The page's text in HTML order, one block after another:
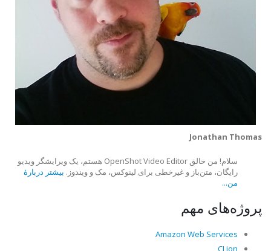
Jonathan Thomas
سلام! من خالق OpenShot Video Editor هستم، یک ویرایشگر ویدیو
رایگان، متن‌باز و غیرخطی برای لینوکس، مک و ویندوز. بیشتر دربارهٔ
من...
پروژه‌های مهم
Amazon Web Services
CLion